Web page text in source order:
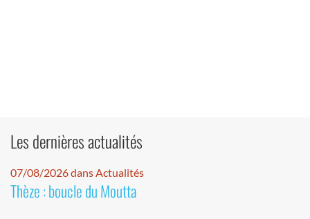
Les dernières actualités
07/08/2026 dans Actualités
Thèze : boucle du Moutta